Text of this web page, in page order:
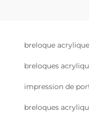
breloque
breloques
impression de
breloques